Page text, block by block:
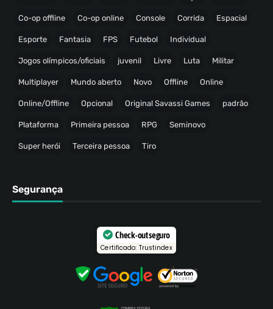
Co-op offline Co-op online Console Corrida Espacial
Esporte Fantasia FPS Futebol Individual
Jogos olímpicos/oficiais juvenil Livre Luta Militar
Multiplayer Mundo aberto Novo Offline Online
Online/Offline Opcional Original Savassi Games padrão
Plataforma Primeira pessoa RPG Seminovo
Super herói Terceira pessoa Tiro
Segurança
Check-out seguro
Certificado: Trustindex